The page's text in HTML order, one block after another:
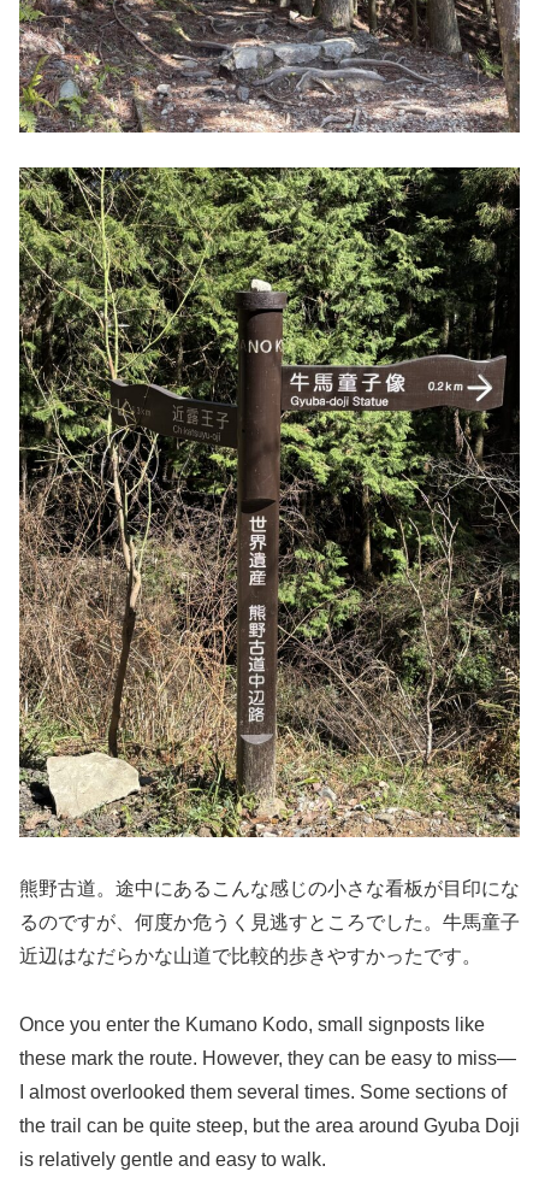
熊野古道。途中にあるこんな感じの小さな看板が目印にな
るのですが、何度か危うく見逃すところでした。牛馬童子
近辺はなだらかな山道で比較的歩きやすかったです。
Once you enter the Kumano Kodo, small signposts like
these mark the route. However, they can be easy to miss—
I almost overlooked them several times. Some sections of
the trail can be quite steep, but the area around Gyuba Doji
is relatively gentle and easy to walk.